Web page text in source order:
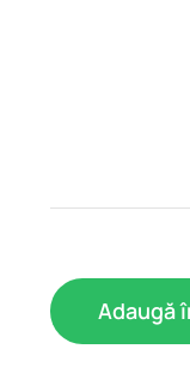
Adaugă